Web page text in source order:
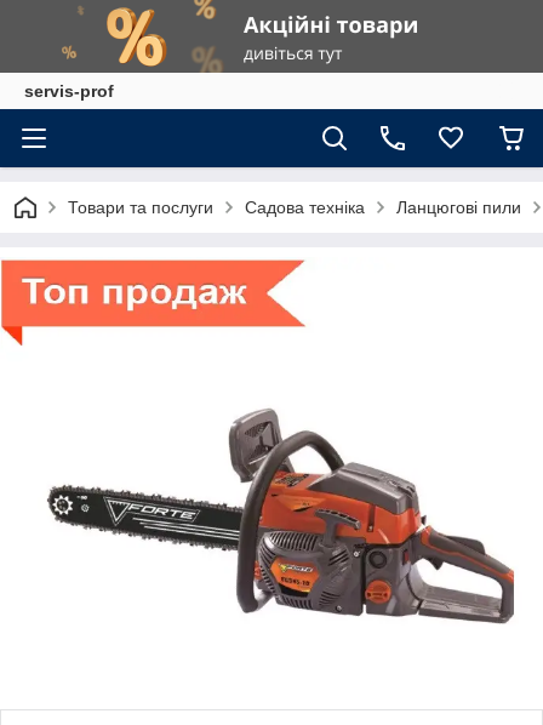
servis-prof
Товари та послуги Садова техніка Ланцюгові пили